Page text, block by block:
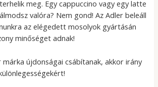
meg. Egy cappuccino vagy egy latte
valóra? Nem gond! Az Adler beleáll
az elégedett mosolyok gyártásán
minőséget adnak!
márka újdonságai csábítanak, akkor irány